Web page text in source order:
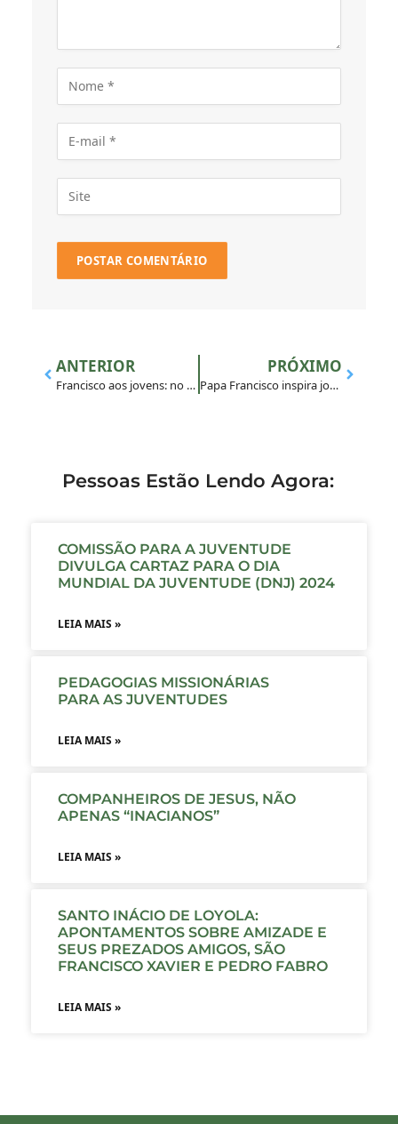
ANTERIOR
Francisco aos jovens: no trabalho, não cedam aos pedidos que humilham
PRÓXIMO
Papa Francisco inspira jovens a levar esperança aos que sofrem com fome e guerra
Pessoas Estão Lendo Agora:
COMISSÃO PARA A JUVENTUDE
DIVULGA CARTAZ PARA O DIA
MUNDIAL DA JUVENTUDE (DNJ) 2024
LEIA MAIS »
PEDAGOGIAS MISSIONÁRIAS
PARA AS JUVENTUDES
LEIA MAIS »
COMPANHEIROS DE JESUS, NÃO
APENAS “INACIANOS”
LEIA MAIS »
SANTO INÁCIO DE LOYOLA:
APONTAMENTOS SOBRE AMIZADE E
SEUS PREZADOS AMIGOS, SÃO
FRANCISCO XAVIER E PEDRO FABRO
LEIA MAIS »